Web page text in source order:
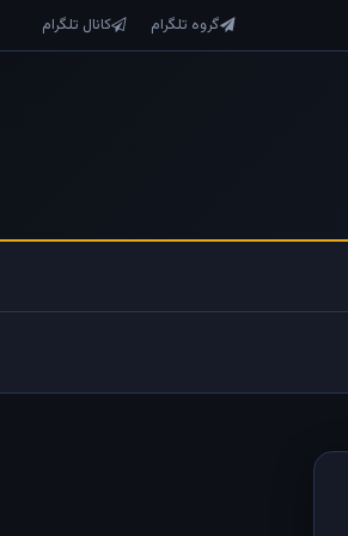
گروه تلگرام کانال تلگرام